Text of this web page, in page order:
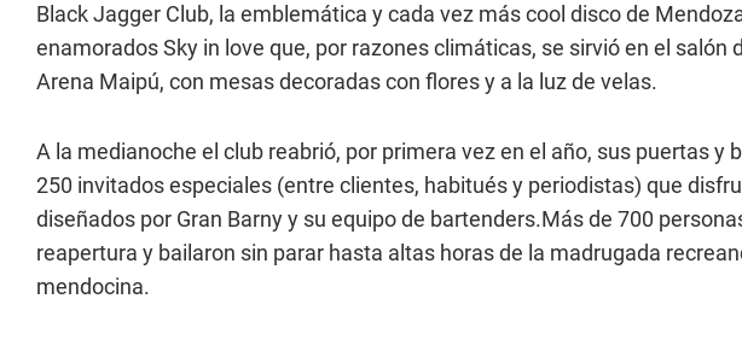
Black Jagger Club, la emblemática y cada vez más cool disco de
enamorados Sky in love que, por razones climáticas, se sirvió en el salón
Arena Maipú, con mesas decoradas con flores y a la luz de velas.
A la medianoche el club reabrió, por primera vez en el año, sus puertas y
250 invitados especiales (entre clientes, habitués y periodistas) que
diseñados por Gran Barny y su equipo de bartenders.Más de 700
reapertura y bailaron sin parar hasta altas horas de la madrugada
mendocina.